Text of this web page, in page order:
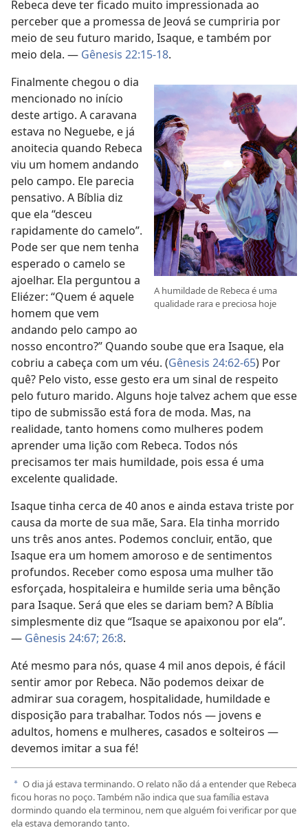
Rebeca deve ter ficado muito impressionada ao
perceber que a promessa de Jeová se cumpriria por
meio de seu futuro marido, Isaque, e também por
meio dela. — Gênesis 22:15-18.
A humildade de Rebeca é uma
qualidade rara e preciosa hoje
Finalmente chegou o dia
mencionado no início
deste artigo. A caravana
estava no Neguebe, e já
anoitecia quando Rebeca
viu um homem andando
pelo campo. Ele parecia
pensativo. A Bíblia diz
que ela “desceu
rapidamente do camelo”.
Pode ser que nem tenha
esperado o camelo se
ajoelhar. Ela perguntou a
Eliézer: “Quem é aquele
homem que vem
andando pelo campo ao
nosso encontro?” Quando soube que era Isaque, ela
cobriu a cabeça com um véu. (Gênesis 24:62-65) Por
quê? Pelo visto, esse gesto era um sinal de respeito
pelo futuro marido. Alguns hoje talvez achem que esse
tipo de submissão está fora de moda. Mas, na
realidade, tanto homens como mulheres podem
aprender uma lição com Rebeca. Todos nós
precisamos ter mais humildade, pois essa é uma
excelente qualidade.
Isaque tinha cerca de 40 anos e ainda estava triste por
causa da morte de sua mãe, Sara. Ela tinha morrido
uns três anos antes. Podemos concluir, então, que
Isaque era um homem amoroso e de sentimentos
profundos. Receber como esposa uma mulher tão
esforçada, hospitaleira e humilde seria uma bênção
para Isaque. Será que eles se dariam bem? A Bíblia
simplesmente diz que “Isaque se apaixonou por ela”.
— Gênesis 24:67; 26:8.
Até mesmo para nós, quase 4 mil anos depois, é fácil
sentir amor por Rebeca. Não podemos deixar de
admirar sua coragem, hospitalidade, humildade e
disposição para trabalhar. Todos nós — jovens e
adultos, homens e mulheres, casados e solteiros —
devemos imitar a sua fé!
a O dia já estava terminando. O relato não dá a entender que Rebeca
ficou horas no poço. Também não indica que sua família estava
dormindo quando ela terminou, nem que alguém foi verificar por que
ela estava demorando tanto.